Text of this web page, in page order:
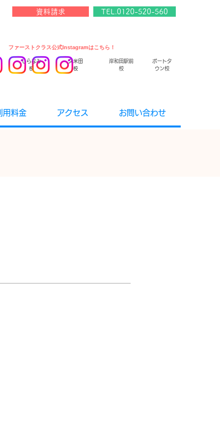
資料請求 TEL.0120-520-560
​ファーストクラス公式Instagramはこちら！
しらなみ
校
久米田
校
岸和田駅前
校
ポートタ
ウン校
用料金 アクセス お問い合わせ